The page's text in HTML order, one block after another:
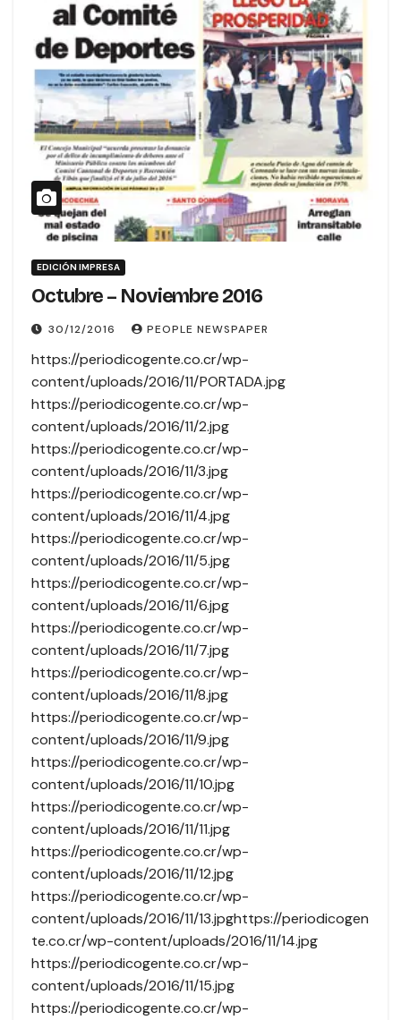
EDICIÓN IMPRESA
Octubre – Noviembre 2016
30/12/2016 PEOPLE NEWSPAPER
https://periodicogente.co.cr/wp-
content/uploads/2016/11/PORTADA.jpg
https://periodicogente.co.cr/wp-
content/uploads/2016/11/2.jpg
https://periodicogente.co.cr/wp-
content/uploads/2016/11/3.jpg
https://periodicogente.co.cr/wp-
content/uploads/2016/11/4.jpg
https://periodicogente.co.cr/wp-
content/uploads/2016/11/5.jpg
https://periodicogente.co.cr/wp-
content/uploads/2016/11/6.jpg
https://periodicogente.co.cr/wp-
content/uploads/2016/11/7.jpg
https://periodicogente.co.cr/wp-
content/uploads/2016/11/8.jpg
https://periodicogente.co.cr/wp-
content/uploads/2016/11/9.jpg
https://periodicogente.co.cr/wp-
content/uploads/2016/11/10.jpg
https://periodicogente.co.cr/wp-
content/uploads/2016/11/11.jpg
https://periodicogente.co.cr/wp-
content/uploads/2016/11/12.jpg
https://periodicogente.co.cr/wp-
content/uploads/2016/11/13.jpghttps://periodicogen
te.co.cr/wp-content/uploads/2016/11/14.jpg
https://periodicogente.co.cr/wp-
content/uploads/2016/11/15.jpg
https://periodicogente.co.cr/wp-